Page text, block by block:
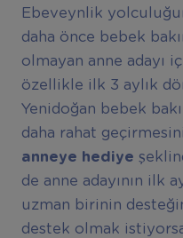
Ebeveynlik
daha önce bebek
olmayan anne adayı
özellikle ilk 3 aylık
Yenidoğan bebek
daha rahat
anneye hediye
de anne adayının ilk
uzman birinin
destek olmak